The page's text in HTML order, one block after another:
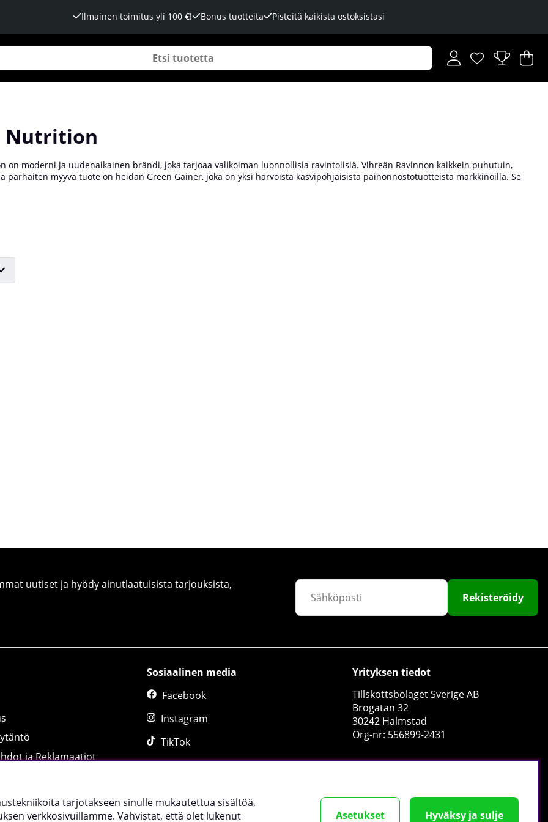
Ilmainen toimitus yli 100 €! Bonus tuotteita Pisteitä kaikista ostoksistasi
Toivelista
Lukumäärä
.
.
Nutrition
on moderni ja uudenaikainen brändi, joka tarjoaa valikoiman luonnollisia ravintolisiä. Vihreän Ravinnon kaikkein puhutuin,
parhaiten myyvä tuote on heidän Green Gainer, joka on yksi harvoista kasvipohjaisista painonnostotuotteista markkinoilla. Se
gainerin sinulle, joka noudatat kasvisruokavaliota ja tavoittelet painonnousua ja lihaskasvua. Osta ravintolisiä Vihreältä
uutiset ja hyödy ainutlaatuisista tarjouksista,
Rekisteröidy
ja Reklamaatiot
Sosiaalinen media
Facebook
Instagram
TikTok
Yrityksen tiedot
Tillskottsbolaget Sverige AB
Brogatan 32
30242 Halmstad
Org-nr: 556899-2431
tarjotakseen sinulle mukautettua sisältöä,
verkkosivuillamme. Vahvistat, että olet lukenut
Asetukset Hyväksy ja sulje